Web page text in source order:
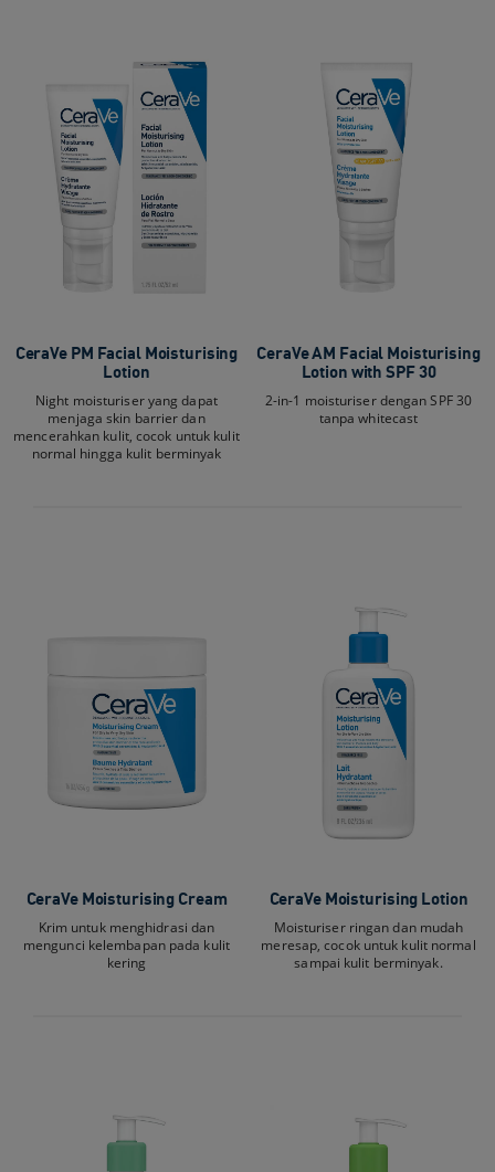
CeraVe PM Facial Moisturising
Lotion
Night moisturiser yang dapat
menjaga skin barrier dan
mencerahkan kulit, cocok untuk kulit
normal hingga kulit berminyak​
CeraVe AM Facial Moisturising
Lotion with SPF 30
2-in-1 moisturiser dengan SPF 30
tanpa whitecast
CeraVe Moisturising Cream​
Krim untuk menghidrasi dan
mengunci kelembapan pada kulit
kering
CeraVe Moisturising Lotion​
Moisturiser ringan dan mudah
meresap, cocok untuk kulit normal
sampai kulit berminyak.​